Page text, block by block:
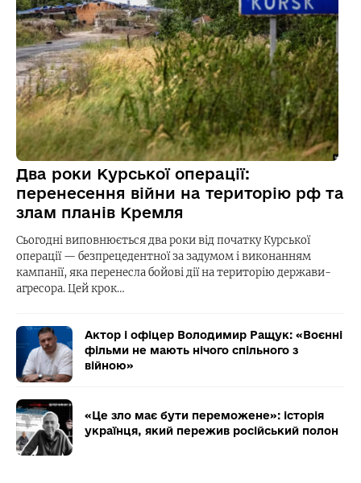
Два роки Курської операції:
перенесення війни на територію рф та
злам планів Кремля
Сьогодні виповнюється два роки від початку Курської
операції — безпрецедентної за задумом і виконанням
кампанії, яка перенесла бойові дії на територію держави-
агресора. Цей крок…
Актор і офіцер Володимир Ращук: «Воєнні
фільми не мають нічого спільного з
війною»
«Це зло має бути переможене»: історія
українця, який пережив російський полон